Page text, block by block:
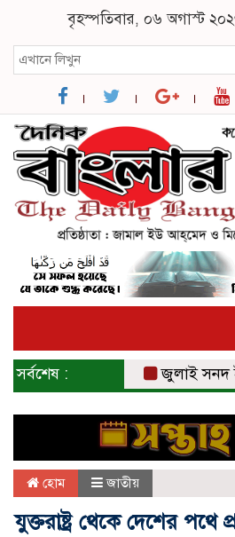
বৃহস্পতিবার, ০৬ অগাস্ট
সর্বশেষ : জুলাই সনদ
হোম জাতীয়
যুক্তরাষ্ট্র থেকে দেশের পথে